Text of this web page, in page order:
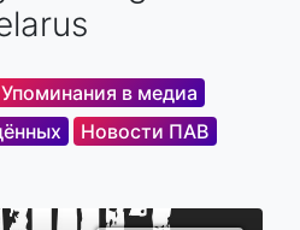
Упоминания в медиа
Новости ПАВ